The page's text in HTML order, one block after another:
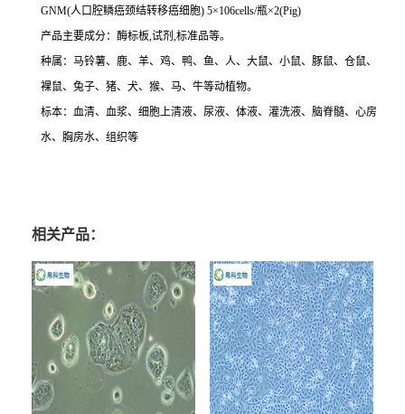
GNM(人口腔鳞癌颈结转移癌细胞) 5×106cells/瓶×2(Pig)
产品主要成分：酶标板,试剂 ,标准品等。
种属：马铃薯、鹿、羊、鸡、鸭、鱼、人、大鼠、小鼠、豚鼠、仓鼠、
裸鼠、兔子、猪、犬、猴、马、牛等动植物。
标本：血清、血浆、细胞上清液、尿液、体液、灌洗液、脑脊髓、心房
水、胸房水、组织等
相关产品：